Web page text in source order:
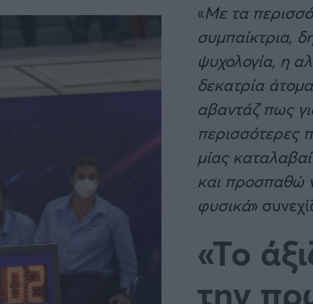
«Με τα
συμπαίκτρια,
ψυχολογία, η
δεκατρία
αβαντάζ πως
περισσότερες
μίας
και προσπαθώ
φυσικά»
«Το
την